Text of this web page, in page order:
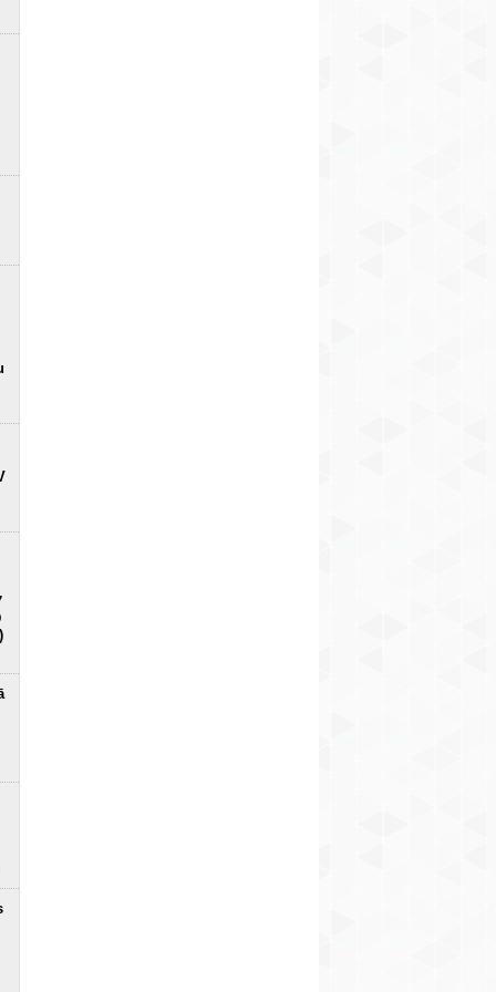
radariem brīdinās ceļa